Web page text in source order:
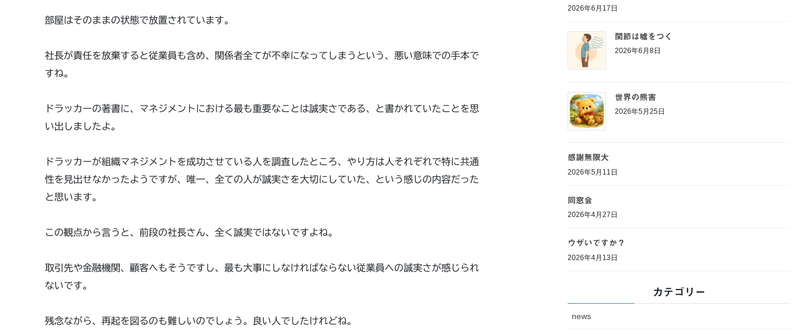
部屋はそのままの状態で放置されています。
社長が責任を放棄すると従業員も含め、関係者全てが不幸になってしまうという、悪い意味での手本で
すね。
ドラッカーの著書に、マネジメントにおける最も重要なことは誠実さである、と書かれていたことを思
い出しましたよ。
ドラッカーが組織マネジメントを成功させている人を調査したところ、やり方は人それぞれで特に共通
性を見出せなかったようですが、唯一、全ての人が誠実さを大切にしていた、という感じの内容だった
と思います。
この観点から言うと、前段の社長さん、全く誠実ではないですよね。
取引先や金融機関、顧客へもそうですし、最も大事にしなければならない従業員への誠実さが感じられ
ないです。
残念ながら、再起を図るのも難しいのでしょう。良い人でしたけれどね。
2026年6月17日
関節は嘘をつく
2026年6月8日
世界の熊害
2026年5月25日
感謝無限大
2026年5月11日
同窓会
2026年4月27日
ウザいですか？
2026年4月13日
カテゴリー
news